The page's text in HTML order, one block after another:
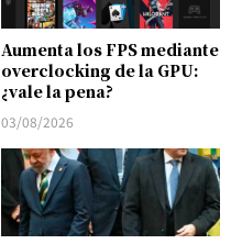
Aumenta los FPS mediante
overclocking de la GPU:
¿vale la pena?
03/08/2026